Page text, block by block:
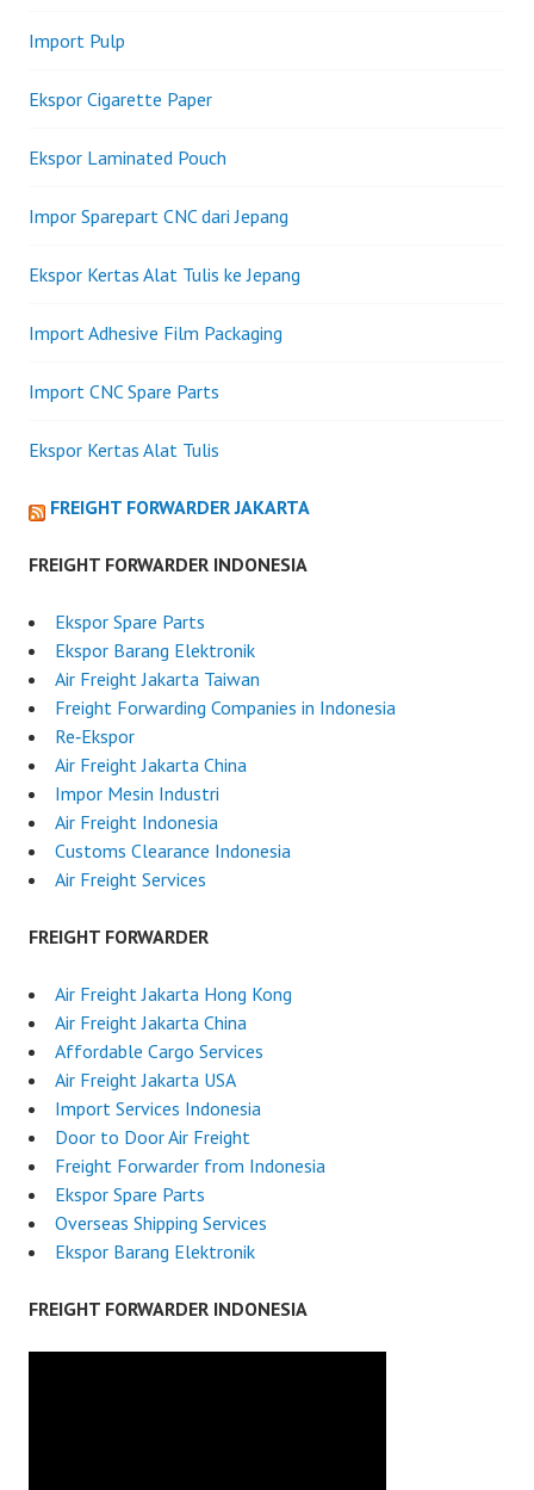
Import Pulp
Ekspor Cigarette Paper
Ekspor Laminated Pouch
Impor Sparepart CNC dari Jepang
Ekspor Kertas Alat Tulis ke Jepang
Import Adhesive Film Packaging
Import CNC Spare Parts
Ekspor Kertas Alat Tulis
FREIGHT FORWARDER JAKARTA
FREIGHT FORWARDER INDONESIA
Ekspor Spare Parts
Ekspor Barang Elektronik
Air Freight Jakarta Taiwan
Freight Forwarding Companies in Indonesia
Re‑Ekspor
Air Freight Jakarta China
Impor Mesin Industri
Air Freight Indonesia
Customs Clearance Indonesia
Air Freight Services
FREIGHT FORWARDER
Air Freight Jakarta Hong Kong
Air Freight Jakarta China
Affordable Cargo Services
Air Freight Jakarta USA
Import Services Indonesia
Door to Door Air Freight
Freight Forwarder from Indonesia
Ekspor Spare Parts
Overseas Shipping Services
Ekspor Barang Elektronik
FREIGHT FORWARDER INDONESIA